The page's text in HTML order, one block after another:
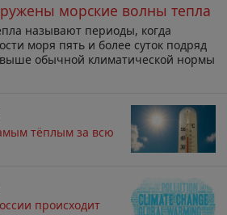
морские волны тепла
называют периоды, когда
моря пять и более суток подряд
выше обычной климатической нормы
тёплым за всю
происходит